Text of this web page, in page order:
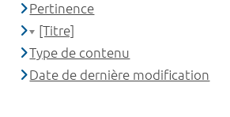
Pertinence
[Titre]
Type de contenu
Date de dernière modification